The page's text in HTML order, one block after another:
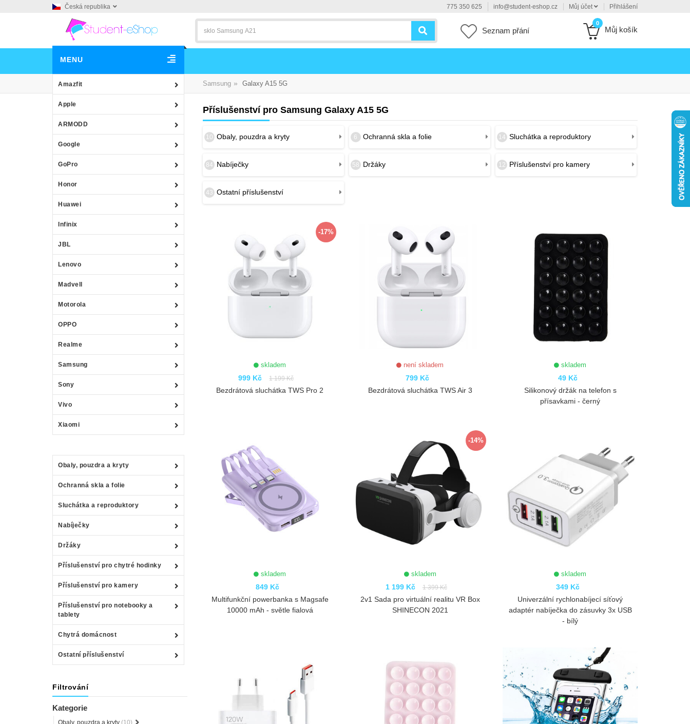
Česká republika 775 350 625 info@student-eshop.cz Můj účet Přihlášení
Seznam přání
0
Můj košík
MENU
Amazfit
Apple
ARMODD
Google
GoPro
Honor
Huawei
Infinix
JBL
Lenovo
Madvell
Motorola
OPPO
Realme
Samsung
Sony
Vivo
Xiaomi
Obaly, pouzdra a kryty
Ochranná skla a folie
Sluchátka a reproduktory
Nabíječky
Držáky
Příslušenství pro chytré hodinky
Příslušenství pro kamery
Příslušenství pro notebooky a
tablety
Chytrá domácnost
Ostatní příslušenství
Samsung » Galaxy A15 5G
Filtrování
Kategorie
Obaly, pouzdra a kryty (10)
Příslušenství pro Samsung Galaxy A15 5G
10 Obaly, pouzdra a kryty 6 Ochranná skla a folie 14 Sluchátka a reproduktory
84 Nabíječky 58 Držáky 12 Příslušenství pro kamery
43 Ostatní příslušenství
-17%
skladem
999 Kč 1 199 Kč
Bezdrátová sluchátka TWS Pro 2
není skladem
799 Kč
Bezdrátová sluchátka TWS Air 3
skladem
49 Kč
Silikonový držák na telefon s
přísavkami - černý
skladem
849 Kč
Multifunkční powerbanka s Magsafe
10000 mAh - světle fialová
-14%
skladem
1 199 Kč 1 399 Kč
2v1 Sada pro virtuální realitu VR Box
SHINECON 2021
skladem
349 Kč
Univerzální rychlonabíjecí síťový
adaptér nabíječka do zásuvky 3x USB
- bílý